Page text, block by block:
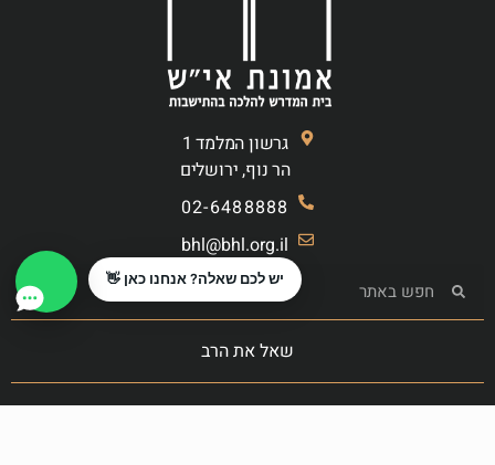
גרשון המלמד 1
הר נוף, ירושלים
02-6488888
bhl@bhl.org.il
שאל את הרב
הצטרף לקרן המעשרות
יש לכם שאלה? אנחנו כאן 👋